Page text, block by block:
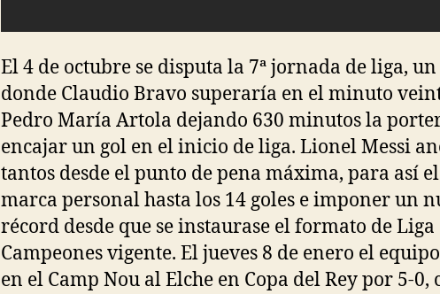
El 4 de octubre se disputa la 7ª jornada de liga,
donde Claudio Bravo superaría en el minuto
Pedro María Artola dejando 630 minutos la
encajar un gol en el inicio de liga. Lionel Messi
tantos desde el punto de pena máxima, para así
marca personal hasta los 14 goles e imponer un
récord desde que se instaurase el formato de Liga
Campeones vigente. El jueves 8 de enero el
en el Camp Nou al Elche en Copa del Rey por 5-0,